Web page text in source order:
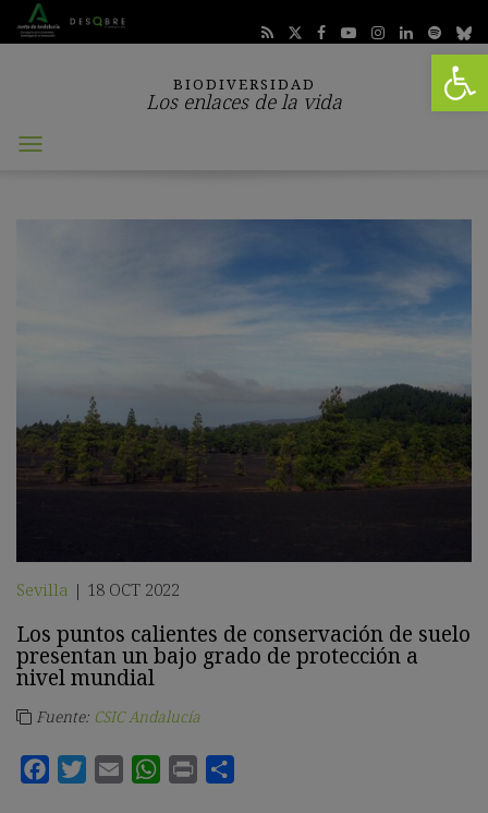
Abrir
BIODIVERSIDAD
Los enlaces de la vida
Abrir
Sevilla | 18 OCT 2022
Los puntos calientes de conservación de suelo
presentan un bajo grado de protección a
nivel mundial
Fuente: CSIC Andalucía